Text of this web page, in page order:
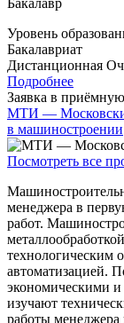
Бакалавр
Уровень
Бакалавриат
Дистанционная
Подробнее
Заявка в
МТИ —
в машиностроении
Посмотреть все
менеджера в
работ.
технологическим
автоматизацией.
экономическими
изучают
работы